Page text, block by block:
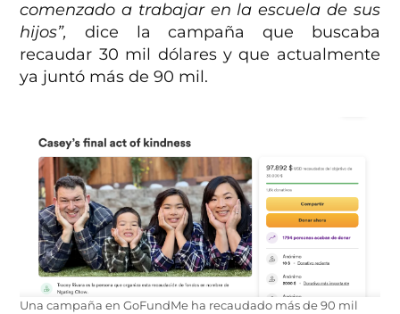
comenzado a trabajar en la escuela de sus
hijos”,
dice la campaña que buscaba
recaudar 30 mil dólares y que actualmente
ya juntó más de 90 mil.
Una campaña en GoFundMe ha recaudado más de 90 mil